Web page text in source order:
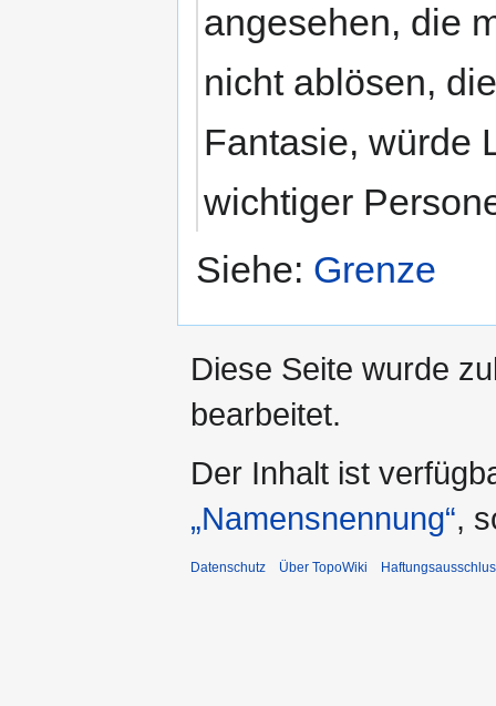
angesehen, die
nicht ablösen,
Fantasie, würde
wichtiger
Siehe: Grenze
Diese Seite wurde
bearbeitet.
Der Inhalt ist
„Namensnennung“,
Datenschutz Über TopoWiki